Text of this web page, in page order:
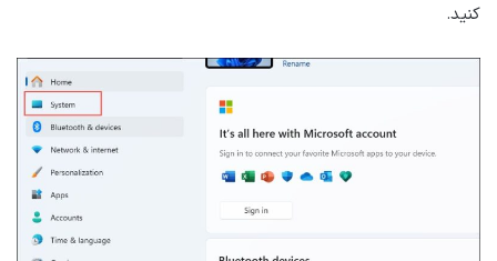
کنید.